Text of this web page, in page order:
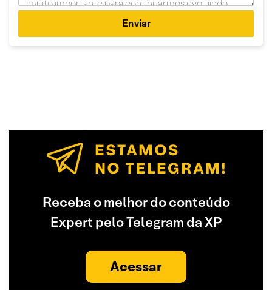
Enviar
Receba o melhor do conteúdo
Expert pelo Telegram da XP
Acessar